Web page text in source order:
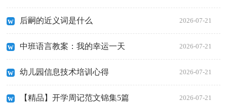
后嗣的近义词是什么 2026-07-21
中班语言教案：我的幸运一天 2026-07-21
幼儿园信息技术培训心得 2026-07-21
【精品】开学周记范文锦集5篇 2026-07-21